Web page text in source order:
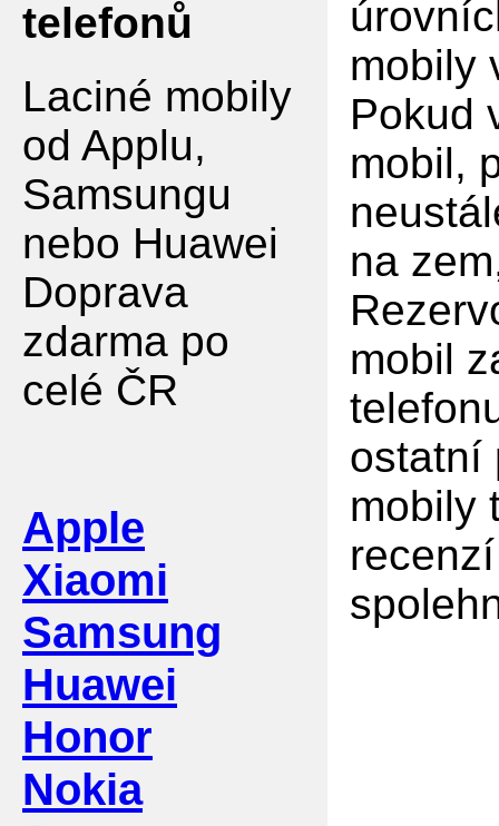
telefonů
Laciné mobily
od Applu,
Samsungu
nebo Huawei
Doprava
zdarma po
celé ČR
Apple
Xiaomi
Samsung
Huawei
Honor
Nokia
mobily
Pokud
mobil,
na
mobil
ostatní
mobily